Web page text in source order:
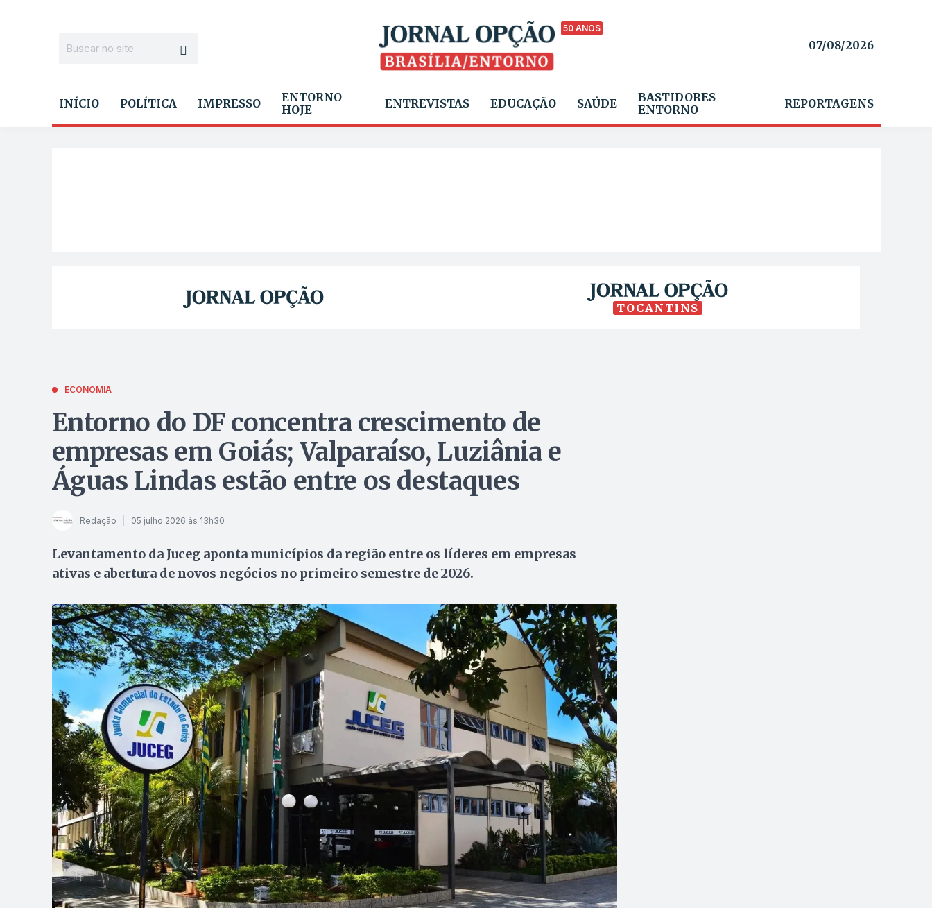
50 ANOS
07/08/2026
INÍCIO POLÍTICA IMPRESSO
ENTORNO
HOJE
ENTREVISTAS EDUCAÇÃO SAÚDE
BASTIDORES
ENTORNO
REPORTAGENS
TOCANTINS
ECONOMIA
Entorno do DF concentra crescimento de
empresas em Goiás; Valparaíso, Luziânia e
Águas Lindas estão entre os destaques
Redação 05 julho 2026 às 13h30
Levantamento da Juceg aponta municípios da região entre os líderes em empresas
ativas e abertura de novos negócios no primeiro semestre de 2026.